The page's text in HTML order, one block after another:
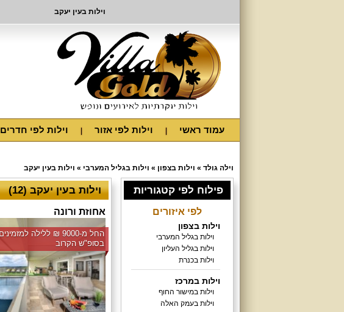
וילות בעין יעקב
עמוד ראשי וילות לפי אזור וילות לפי חדרים
וילה גולד » וילות בצפון » וילות בגליל המערבי » וילות בעין יעקב
פילוח לפי קטגוריות
לפי איזורים
וילות בצפון
וילות בגליל המערבי
וילות בגליל העליון
וילות בכנרת
וילות במרכז
וילות במישור החוף
וילות בעמק האלה
וילות בעין יעקב (12)
אחוזת ורונה
בסופ"ש הקרוב